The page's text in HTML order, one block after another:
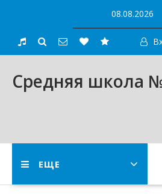
content
08.08.2026
Средняя школа
ЕЩЕ